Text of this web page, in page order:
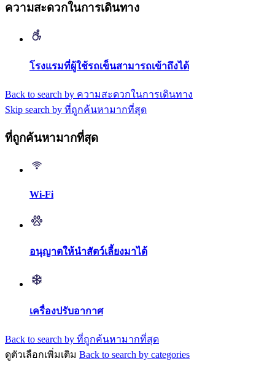
ความสะดวกในการเดินทาง
โรงแรมที่ผู้ใช้รถเข็นสามารถเข้าถึงได้
Back to search by ความสะดวกในการเดินทาง
Skip search by ที่ถูกค้นหามากที่สุด
ที่ถูกค้นหามากที่สุด
Wi-Fi
อนุญาตให้นำสัตว์เลี้ยงมาได้
เครื่องปรับอากาศ
Back to search by ที่ถูกค้นหามากที่สุด
ดูตัวเลือกเพิ่มเติม Back to search by categories